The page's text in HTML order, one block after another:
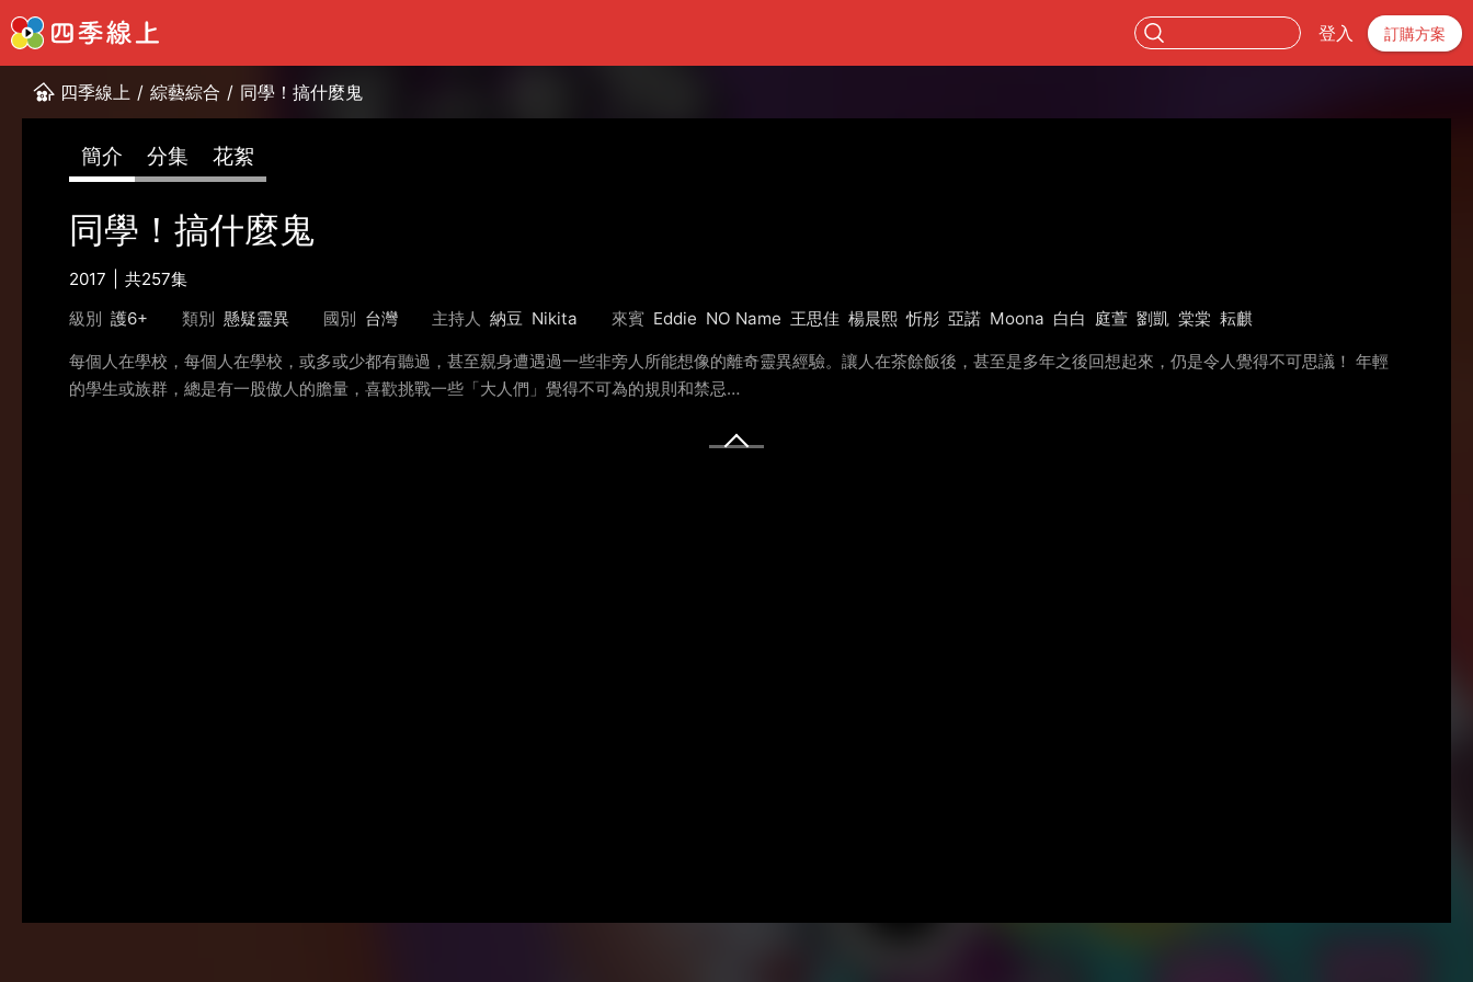
登入 訂購方案
四季線上 / 綜藝綜合 / 同學！搞什麼鬼
簡介 分集 花絮
同學！搞什麼鬼
2017
共257集
級別 護6+ 類別 懸疑靈異 國別 台灣 主持人 納豆 Nikita 來賓 Eddie NO Name 王思佳 楊晨熙 忻彤 亞諾 Moona 白白 庭萱 劉凱 棠棠 耘麒
每個人在學校，每個人在學校，或多或少都有聽過，甚至親身遭遇過一些非旁人所能想像的離奇靈異經驗。讓人在茶餘飯後，甚至是多年之後回想起來，仍是令人覺得不可思議！ 年輕
的學生或族群，總是有一股傲人的膽量，喜歡挑戰一些「大人們」覺得不可為的規則和禁忌…